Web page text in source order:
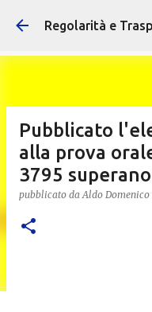
Passa ai
Pubblicato
alla prova
3795
pubblicato daAldo Domenico